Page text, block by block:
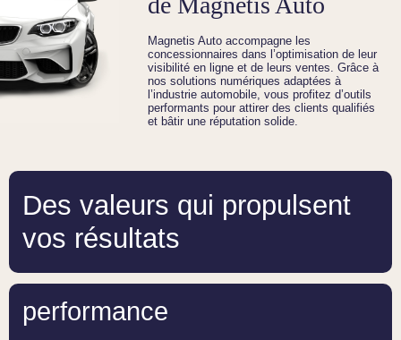
Magnetis Auto accompagne les
concessionnaires dans l’optimisation de leur
visibilité en ligne et de leurs ventes. Grâce à
nos solutions numériques adaptées à
l’industrie automobile, vous profitez d’outils
performants pour attirer des clients qualifiés
et bâtir une réputation solide.
Des valeurs qui propulsent
vos résultats
performance